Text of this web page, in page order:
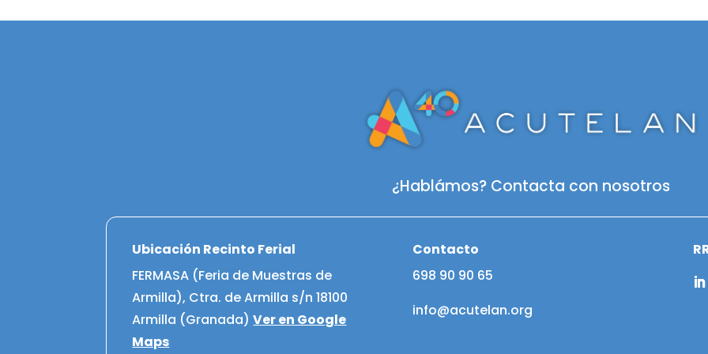
¿Hablámos? Contacta con nosotros
Ubicación Recinto Ferial
FERMASA (Feria de Muestras de
Armilla), Ctra. de Armilla s/n 18100
Armilla (Granada)Ver en Google
Maps
Contacto
698 90 90 65
info@acutelan.org